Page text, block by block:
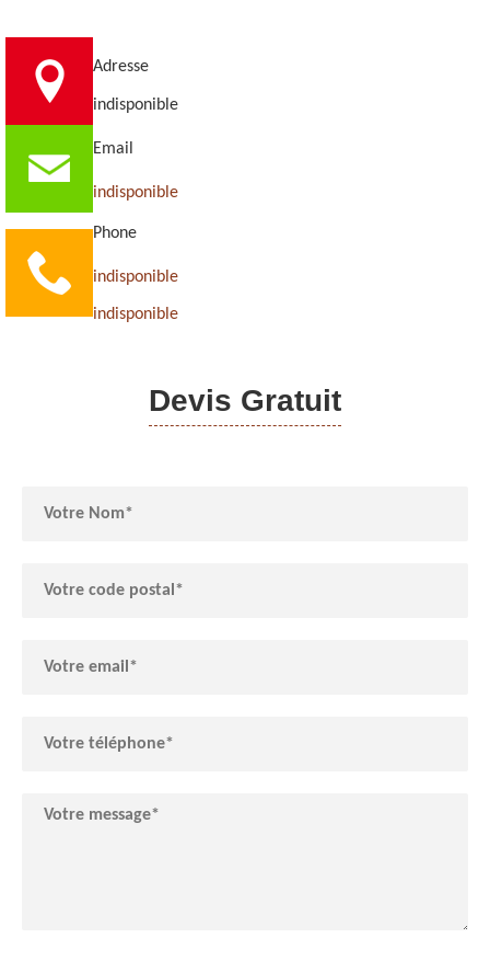
Adresse
indisponible
Email
indisponible
Phone
indisponible
indisponible
Devis Gratuit